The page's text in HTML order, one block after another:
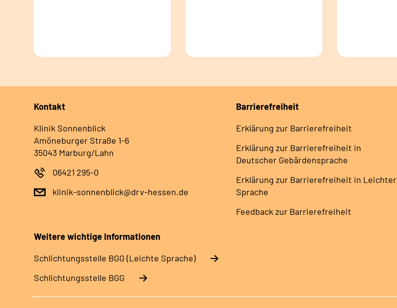
Kontakt
Klinik Sonnenblick
Amöneburger Straße 1-6
35043 Marburg/Lahn
06421 295-0
klinik-sonnenblick@drv-hessen.de
Barrierefreiheit
Erklärung zur Barrierefreiheit
Erklärung zur Barrierefreiheit in
Deutscher Gebärdensprache
Erklärung zur Barrierefreiheit in Leichter
Sprache
Feedback zur Barrierefreiheit
Weitere wichtige Informationen
Schlich­tungs­stel­le BGG (Leichte Sprache)
Schlich­tungs­stel­le BGG